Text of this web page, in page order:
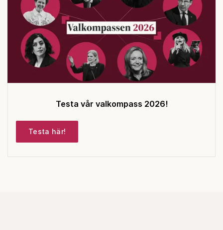
Testa vår valkompass 2026!
Testa här!